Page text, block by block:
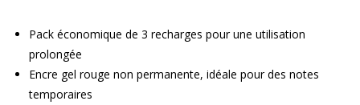
Pack économique de 3 recharges pour une utilisation
prolongée
Encre gel rouge non permanente, idéale pour des notes
temporaires